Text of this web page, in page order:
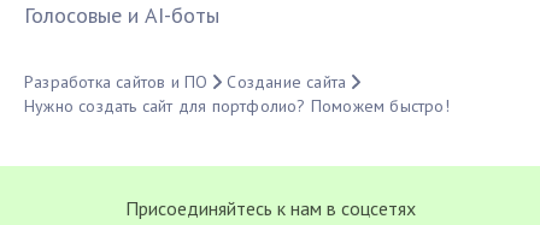
Голосовые и AI-боты
Разработка сайтов и ПО
Создание сайта
Нужно создать сайт для портфолио? Поможем быстро!
Присоединяйтесь к нам в соцсетях